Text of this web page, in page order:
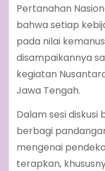
Pertanahan
bahwa setiap
pada nilai
disampaikannya
kegiatan
Jawa Tengah.
Dalam sesi diskusi
berbagi
mengenai
terapkan,